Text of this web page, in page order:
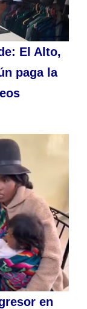
El Alto,
paga la
en